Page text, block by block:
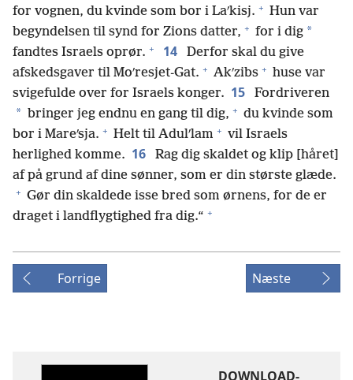
for vognen, du kvinde som bor i Laʹkisj. + Hun var
begyndelsen til synd for Zions datter, + for i dig *
fandtes Israels oprør. + 14
Derfor skal du give
afskedsgaver til Moʹresjet-Gat. + Akʹzibs + huse var
svigefulde over for Israels konger. 15 Fordriveren
* bringer jeg endnu en gang til dig, + du kvinde som
bor i Mareʹsja. + Helt til Adulʹlam + vil Israels
herlighed komme. 16
Rag dig skaldet og klip [håret]
af på grund af dine sønner, som er din største glæde.
+ Gør din skaldede isse bred som ørnens, for de er
draget i landflygtighed fra dig.“ +
Forrige Næste
DOWNLOAD-